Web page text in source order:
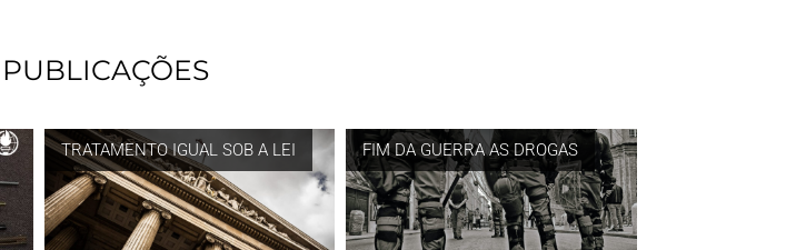
TRATAMENTO IGUAL SOB A LEI FIM DA GUERRA AS DROGAS